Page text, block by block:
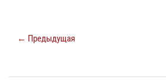
← Предыдущая